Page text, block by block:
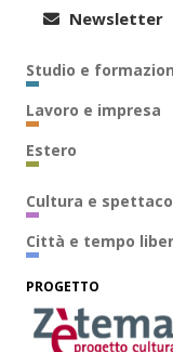
Newsletter
Studio e
Lavoro e impresa
Estero
Cultura e
Città e tempo
PROGETTO